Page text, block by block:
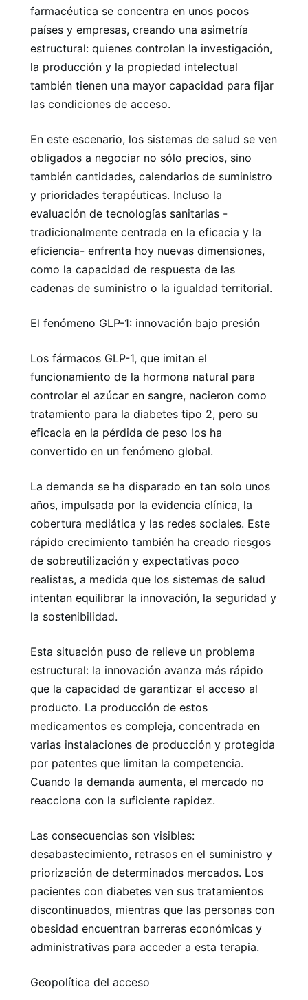
farmacéutica se concentra en unos pocos
países y empresas, creando una asimetría
estructural: quienes controlan la investigación,
la producción y la propiedad intelectual
también tienen una mayor capacidad para fijar
las condiciones de acceso.
En este escenario, los sistemas de salud se ven
obligados a negociar no sólo precios, sino
también cantidades, calendarios de suministro
y prioridades terapéuticas. Incluso la
evaluación de tecnologías sanitarias -
tradicionalmente centrada en la eficacia y la
eficiencia- enfrenta hoy nuevas dimensiones,
como la capacidad de respuesta de las
cadenas de suministro o la igualdad territorial.
El fenómeno GLP-1: innovación bajo presión
Los fármacos GLP-1, que imitan el
funcionamiento de la hormona natural para
controlar el azúcar en sangre, nacieron como
tratamiento para la diabetes tipo 2, pero su
eficacia en la pérdida de peso los ha
convertido en un fenómeno global.
La demanda se ha disparado en tan solo unos
años, impulsada por la evidencia clínica, la
cobertura mediática y las redes sociales. Este
rápido crecimiento también ha creado riesgos
de sobreutilización y expectativas poco
realistas, a medida que los sistemas de salud
intentan equilibrar la innovación, la seguridad y
la sostenibilidad.
Esta situación puso de relieve un problema
estructural: la innovación avanza más rápido
que la capacidad de garantizar el acceso al
producto. La producción de estos
medicamentos es compleja, concentrada en
varias instalaciones de producción y protegida
por patentes que limitan la competencia.
Cuando la demanda aumenta, el mercado no
reacciona con la suficiente rapidez.
Las consecuencias son visibles:
desabastecimiento, retrasos en el suministro y
priorización de determinados mercados. Los
pacientes con diabetes ven sus tratamientos
discontinuados, mientras que las personas con
obesidad encuentran barreras económicas y
administrativas para acceder a esta terapia.
Geopolítica del acceso